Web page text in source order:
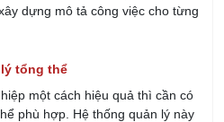
dựng mô tả công việc cho từng
tổng thể
một cách hiệu quả thì cần có
phù hợp. Hệ thống quản lý này